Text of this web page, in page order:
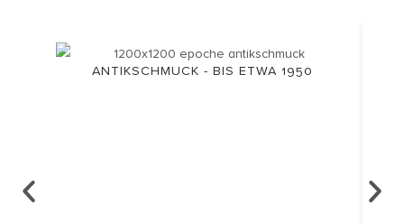
ANTIKSCHMUCK - BIS ETWA 1950